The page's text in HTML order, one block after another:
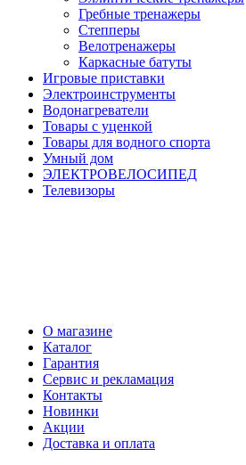
Гребные тренажеры
Степперы
Велотренажеры
Каркасные батуты
Игровые приставки
Электроинструменты
Водонагреватели
Товары с уценкой
Товары для водного спорта
Умный дом
ЭЛЕКТРОВЕЛОСИПЕД
Телевизоры
О магазине
Каталог
Гарантия
Сервис и рекламация
Контакты
Новинки
Акции
Доставка и оплата